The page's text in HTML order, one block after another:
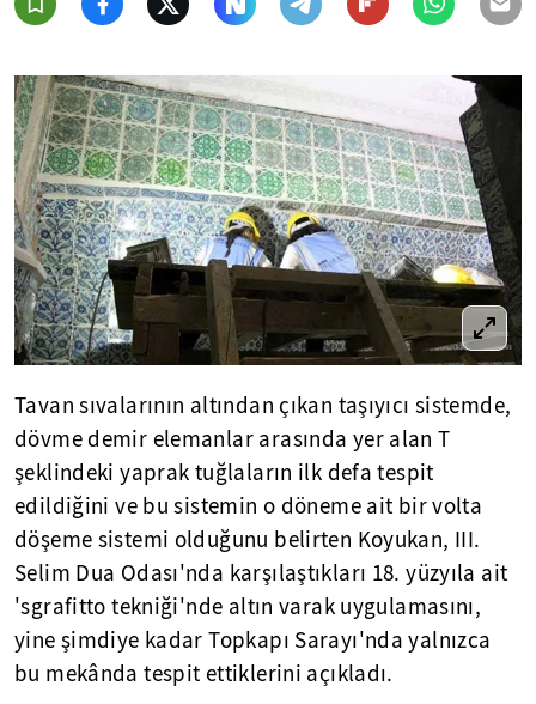
Tavan sıvalarının altından çıkan taşıyıcı sistemde,
dövme demir elemanlar arasında yer alan T
şeklindeki yaprak tuğlaların ilk defa tespit
edildiğini ve bu sistemin o döneme ait bir volta
döşeme sistemi olduğunu belirten Koyukan, III.
Selim Dua Odası'nda karşılaştıkları 18. yüzyıla ait
'sgrafitto tekniği'nde altın varak uygulamasını,
yine şimdiye kadar Topkapı Sarayı'nda yalnızca
bu mekânda tespit ettiklerini açıkladı.